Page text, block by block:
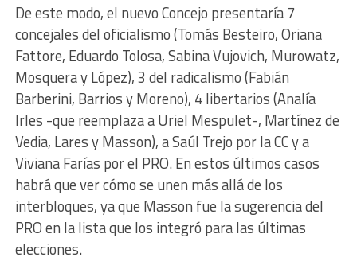
De este modo, el nuevo Concejo presentaría 7
concejales del oficialismo (Tomás Besteiro, Oriana
Fattore, Eduardo Tolosa, Sabina Vujovich, Murowatz,
Mosquera y López), 3 del radicalismo (Fabián
Barberini, Barrios y Moreno), 4 libertarios (Analía
Irles -que reemplaza a Uriel Mespulet-, Martínez de
Vedia, Lares y Masson), a Saúl Trejo por la CC y a
Viviana Farías por el PRO. En estos últimos casos
habrá que ver cómo se unen más allá de los
interbloques, ya que Masson fue la sugerencia del
PRO en la lista que los integró para las últimas
elecciones.